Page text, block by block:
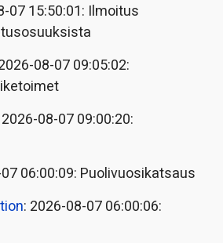
07 15:50:01: Ilmoitus
08-07 09:05:02:
08-07 09:00:20:
06:00:09: Puolivuosikatsaus
: 2026-08-07 06:00:06: